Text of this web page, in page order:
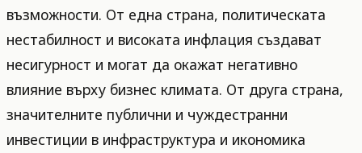
възможности. От една страна, политическата
нестабилност и високата инфлация създават
несигурност и могат да окажат негативно
влияние върху бизнес климата. От друга страна,
значителните публични и чуждестранни
инвестиции в инфраструктура и икономика